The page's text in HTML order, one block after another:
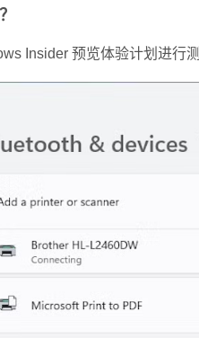
Insider 预览体验计划进行